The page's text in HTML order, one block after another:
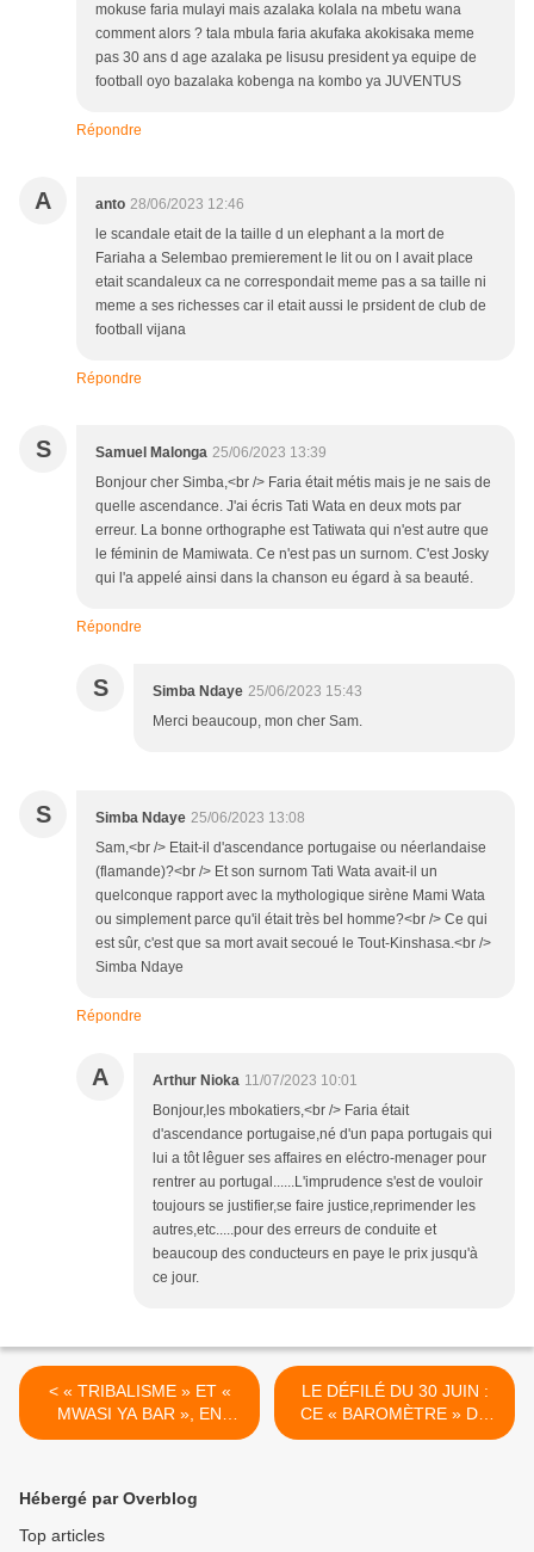
mokuse faria mulayi mais azalaka kolala na mbetu wana
comment alors ? tala mbula faria akufaka akokisaka meme
pas 30 ans d age azalaka pe lisusu president ya equipe de
football oyo bazalaka kobenga na kombo ya JUVENTUS
Répondre
A anto 28/06/2023 12:46
le scandale etait de la taille d un elephant a la mort de
Fariaha a Selembao premierement le lit ou on l avait place
etait scandaleux ca ne correspondait meme pas a sa taille ni
meme a ses richesses car il etait aussi le prsident de club de
football vijana
Répondre
S Samuel Malonga 25/06/2023 13:39
Bonjour cher Simba,<br /> Faria était métis mais je ne sais de
quelle ascendance. J'ai écris Tati Wata en deux mots par
erreur. La bonne orthographe est Tatiwata qui n'est autre que
le féminin de Mamiwata. Ce n'est pas un surnom. C'est Josky
qui l'a appelé ainsi dans la chanson eu égard à sa beauté.
Répondre
S Simba Ndaye 25/06/2023 15:43
Merci beaucoup, mon cher Sam.
S Simba Ndaye 25/06/2023 13:08
Sam,<br /> Etait-il d'ascendance portugaise ou néerlandaise
(flamande)?<br /> Et son surnom Tati Wata avait-il un
quelconque rapport avec la mythologique sirène Mami Wata
ou simplement parce qu'il était très bel homme?<br /> Ce qui
est sûr, c'est que sa mort avait secoué le Tout-Kinshasa.<br />
Simba Ndaye
Répondre
A Arthur Nioka 11/07/2023 10:01
Bonjour,les mbokatiers,<br /> Faria était
d'ascendance portugaise,né d'un papa portugais qui
lui a tôt lêguer ses affaires en eléctro-menager pour
rentrer au portugal......L'imprudence s'est de vouloir
toujours se justifier,se faire justice,reprimender les
autres,etc.....pour des erreurs de conduite et
beaucoup des conducteurs en paye le prix jusqu'à
ce jour.
< « TRIBALISME » ET «
MWASI YA BAR », EN
MÉMOIRE DE LAURENT
LE DÉFILÉ DU 30 JUIN :
CE « BAROMÈTRE » DE
LA SOUVERAINETÉ
Hébergé par Overblog
Top articles